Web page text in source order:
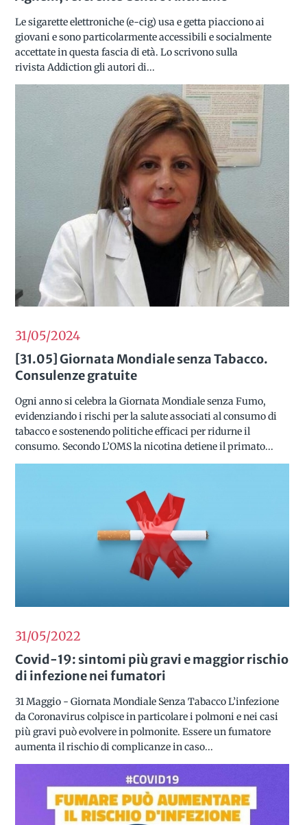
Le sigarette elettroniche (e-cig) usa e getta piacciono ai
giovani e sono particolarmente accessibili e socialmente
accettate in questa fascia di età. Lo scrivono sulla
rivista Addiction gli autori di...
31/052024
[31.05] Giornata Mondiale senza Tabacco.
Consulenze gratuite
Ogni anno si celebra la Giornata Mondiale senza Fumo,
evidenziando i rischi per la salute associati al consumo di
tabacco e sostenendo politiche efficaci per ridurne il
consumo. Secondo L’OMS la nicotina detiene il primato...
31/052022
Covid-19: sintomi più gravi e maggior rischio
di infezione nei fumatori
31 Maggio - Giornata Mondiale Senza Tabacco L’infezione
da Coronavirus colpisce in particolare i polmoni e nei casi
più gravi può evolvere in polmonite. Essere un fumatore
aumenta il rischio di complicanze in caso...